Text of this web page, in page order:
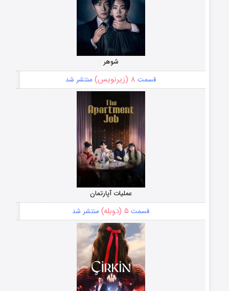
شوهر
قسمت ۸ (زیرنویس) منتشر شد
عملیات آپارتمان
قسمت ۵ (دوبله) منتشر شد